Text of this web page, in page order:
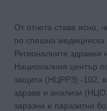
От отчета става ясно,
по спешна
Регионалните
Националния център
защита (НЦРРЗ) -102,
здраве и анализи
заразни и паразитни